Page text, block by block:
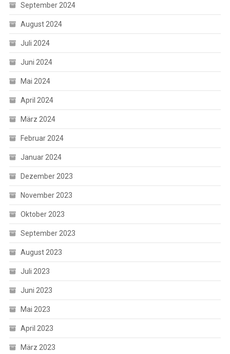
September 2024
August 2024
Juli 2024
Juni 2024
Mai 2024
April 2024
März 2024
Februar 2024
Januar 2024
Dezember 2023
November 2023
Oktober 2023
September 2023
August 2023
Juli 2023
Juni 2023
Mai 2023
April 2023
März 2023